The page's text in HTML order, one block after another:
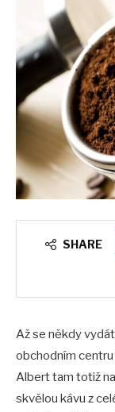
SHARE
Až se někdy
obchodním
Albert tam totiž
skvělou kávu z